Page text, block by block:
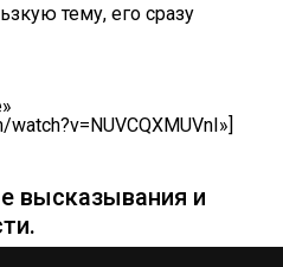
тему, его сразу
высказывания и